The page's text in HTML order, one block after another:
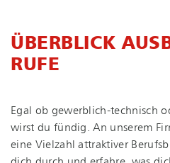
ÜBERBLICK
RU­FE
Egal ob ge­werb­lich-tech­nisch
wirst du fündig. An unserem
eine Vielzahl attraktiver